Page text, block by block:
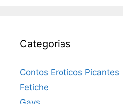
Categorias
Contos Eroticos Picantes
Fetiche
Gays